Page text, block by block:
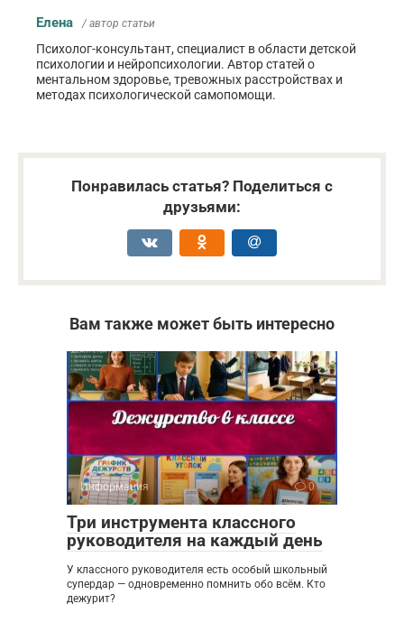
Елена / автор статьи
Психолог-консультант, специалист в области детской
психологии и нейропсихологии. Автор статей о
ментальном здоровье, тревожных расстройствах и
методах психологической самопомощи.
Понравилась статья? Поделиться с
друзьями:
Вам также может быть интересно
Информация 0
Три инструмента классного
руководителя на каждый день
У классного руководителя есть особый школьный
супердар — одновременно помнить обо всём. Кто
дежурит?